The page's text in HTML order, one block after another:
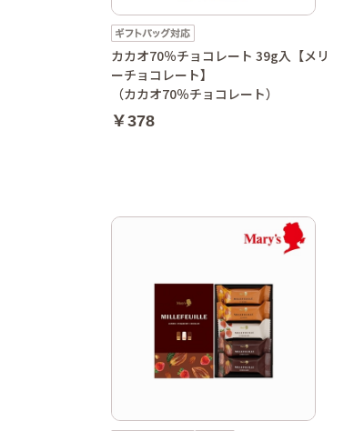
カカオ70％チョコレート 39g入【メリ
ーチョコレート】
（カカオ70％チョコレート）
￥378